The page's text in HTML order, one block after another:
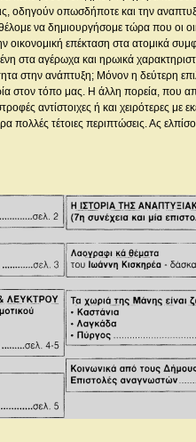
οδηγούν οπωσδήποτε και την
να δημιουργήσομε τώρα που οι
οικονομική επέκταση στα ατομικά
στα αγέρωχα και ηρωικά
στην ανάπτυξη; Μόνον η δεύτερη
στον τόπο μας. Η άλλη πορεία, που
αντίστοιχες ή και χειρότερες με
πολλές τέτοιες περιπτώσεις. Ας